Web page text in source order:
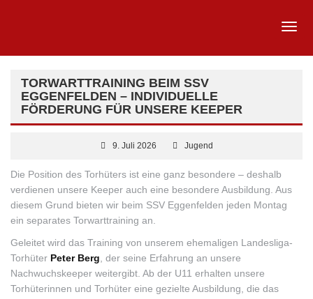
TORWARTTRAINING BEIM SSV
EGGENFELDEN – INDIVIDUELLE
FÖRDERUNG FÜR UNSERE KEEPER
9. Juli 2026 Jugend
Die Position des Torhüters ist eine ganz besondere – deshalb
verdienen unsere Keeper auch eine besondere Ausbildung. Aus
diesem Grund bieten wir beim SSV Eggenfelden jeden Montag
ein separates Torwarttraining an.
Geleitet wird das Training von unserem ehemaligen Landesliga-
Torhüter Peter Berg , der seine Erfahrung an unsere
Nachwuchskeeper weitergibt. Ab der U11 erhalten unsere
Torhüterinnen und Torhüter eine gezielte Ausbildung, die das